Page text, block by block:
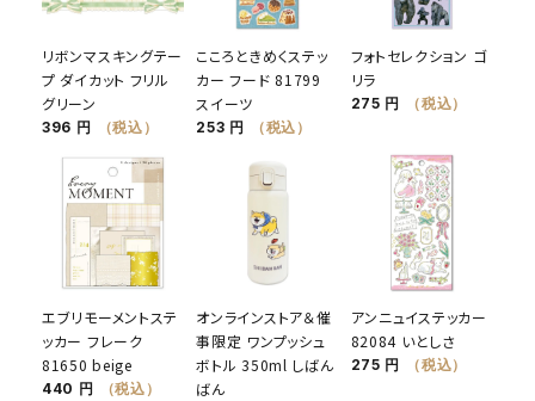
リボンマスキングテー
プ ダイカット フリル
グリーン
396 円 （税込）
こころときめくステッ
カー フード 81799
スイーツ
253 円 （税込）
フォトセレクション ゴ
リラ
275 円 （税込）
エブリモーメントステ
ッカー フレーク
81650 beige
440 円 （税込）
オンラインストア＆催
事限定 ワンプッシュ
ボトル 350ml しばん
ばん
アンニュイステッカー
82084 いとしさ
275 円 （税込）